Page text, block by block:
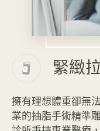
緊緻
擁有理想體重卻無
業的抽脂手術精準